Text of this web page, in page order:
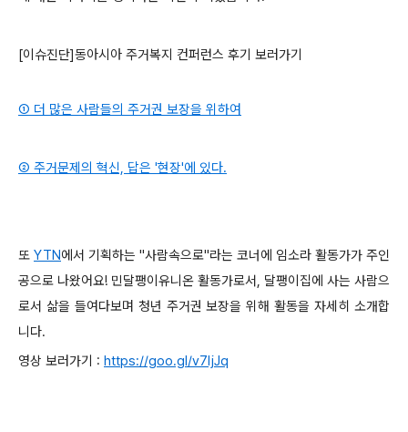
[이슈진단]동아시아 주거복지 컨퍼런스 후기 보러가기
① 더 많은 사람들의 주거권 보장을 위하여
② 주거문제의 혁신, 답은 '현장'에 있다.
또 YTN에서 기획하는 "사람속으로"라는 코너에 임소라 활동가가 주인
공으로 나왔어요! 민달팽이유니온 활동가로서, 달팽이집에 사는 사람으
로서 삶을 들여다보며 청년 주거권 보장을 위해 활동을 자세히 소개합
니다.
영상 보러가기 : https://goo.gl/v7ljJq